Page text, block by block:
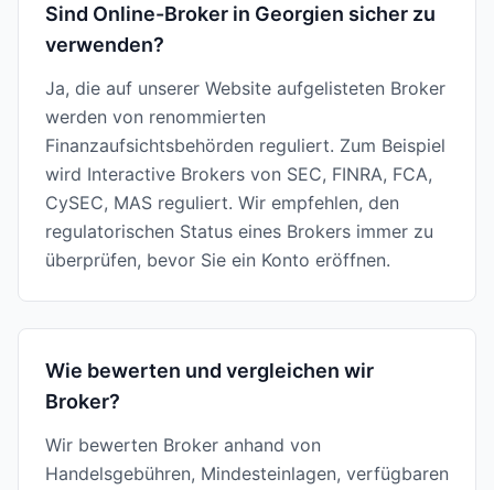
Sind Online-Broker in Georgien sicher zu
verwenden?
Ja, die auf unserer Website aufgelisteten Broker
werden von renommierten
Finanzaufsichtsbehörden reguliert. Zum Beispiel
wird Interactive Brokers von SEC, FINRA, FCA,
CySEC, MAS reguliert. Wir empfehlen, den
regulatorischen Status eines Brokers immer zu
überprüfen, bevor Sie ein Konto eröffnen.
Wie bewerten und vergleichen wir
Broker?
Wir bewerten Broker anhand von
Handelsgebühren, Mindesteinlagen, verfügbaren